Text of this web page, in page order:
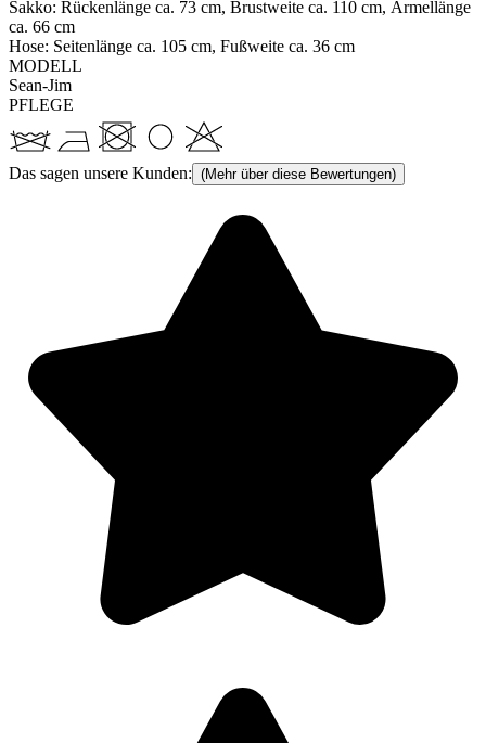
Sakko: Rückenlänge ca. 73 cm, Brustweite ca. 110 cm, Ärmellänge
ca. 66 cm
Hose: Seitenlänge ca. 105 cm, Fußweite ca. 36 cm
MODELL
Sean-Jim
PFLEGE
Das sagen unsere Kunden: (Mehr über diese Bewertungen)